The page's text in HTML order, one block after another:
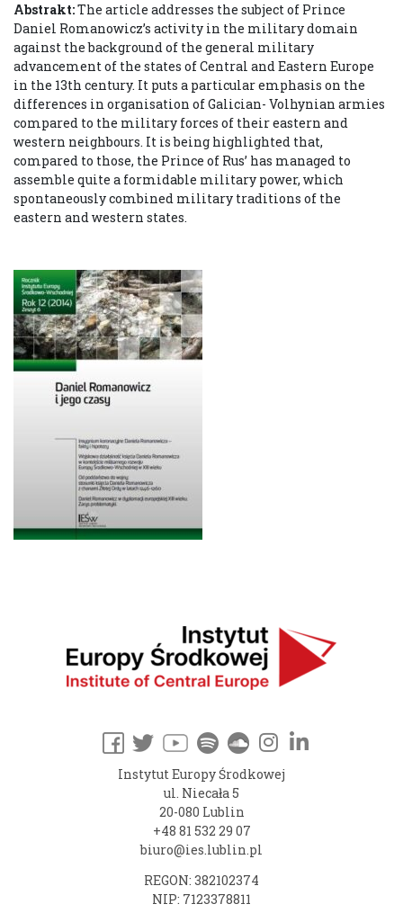
Abstrakt:The article addresses the subject of Prince
Daniel Romanowicz’s activity in the military domain
against the background of the general military
advancement of the states of Central and Eastern Europe
in the 13th century. It puts a particular emphasis on the
differences in organisation of Galician- Volhynian armies
compared to the military forces of their eastern and
western neighbours. It is being highlighted that,
compared to those, the Prince of Rus’ has managed to
assemble quite a formidable military power, which
spontaneously combined military traditions of the
eastern and western states.
Instytut Europy Środkowej
ul. Niecała 5
20-080 Lublin
+48 81 532 29 07
biuro@ies.lublin.pl
REGON: 382102374
NIP: 7123378811